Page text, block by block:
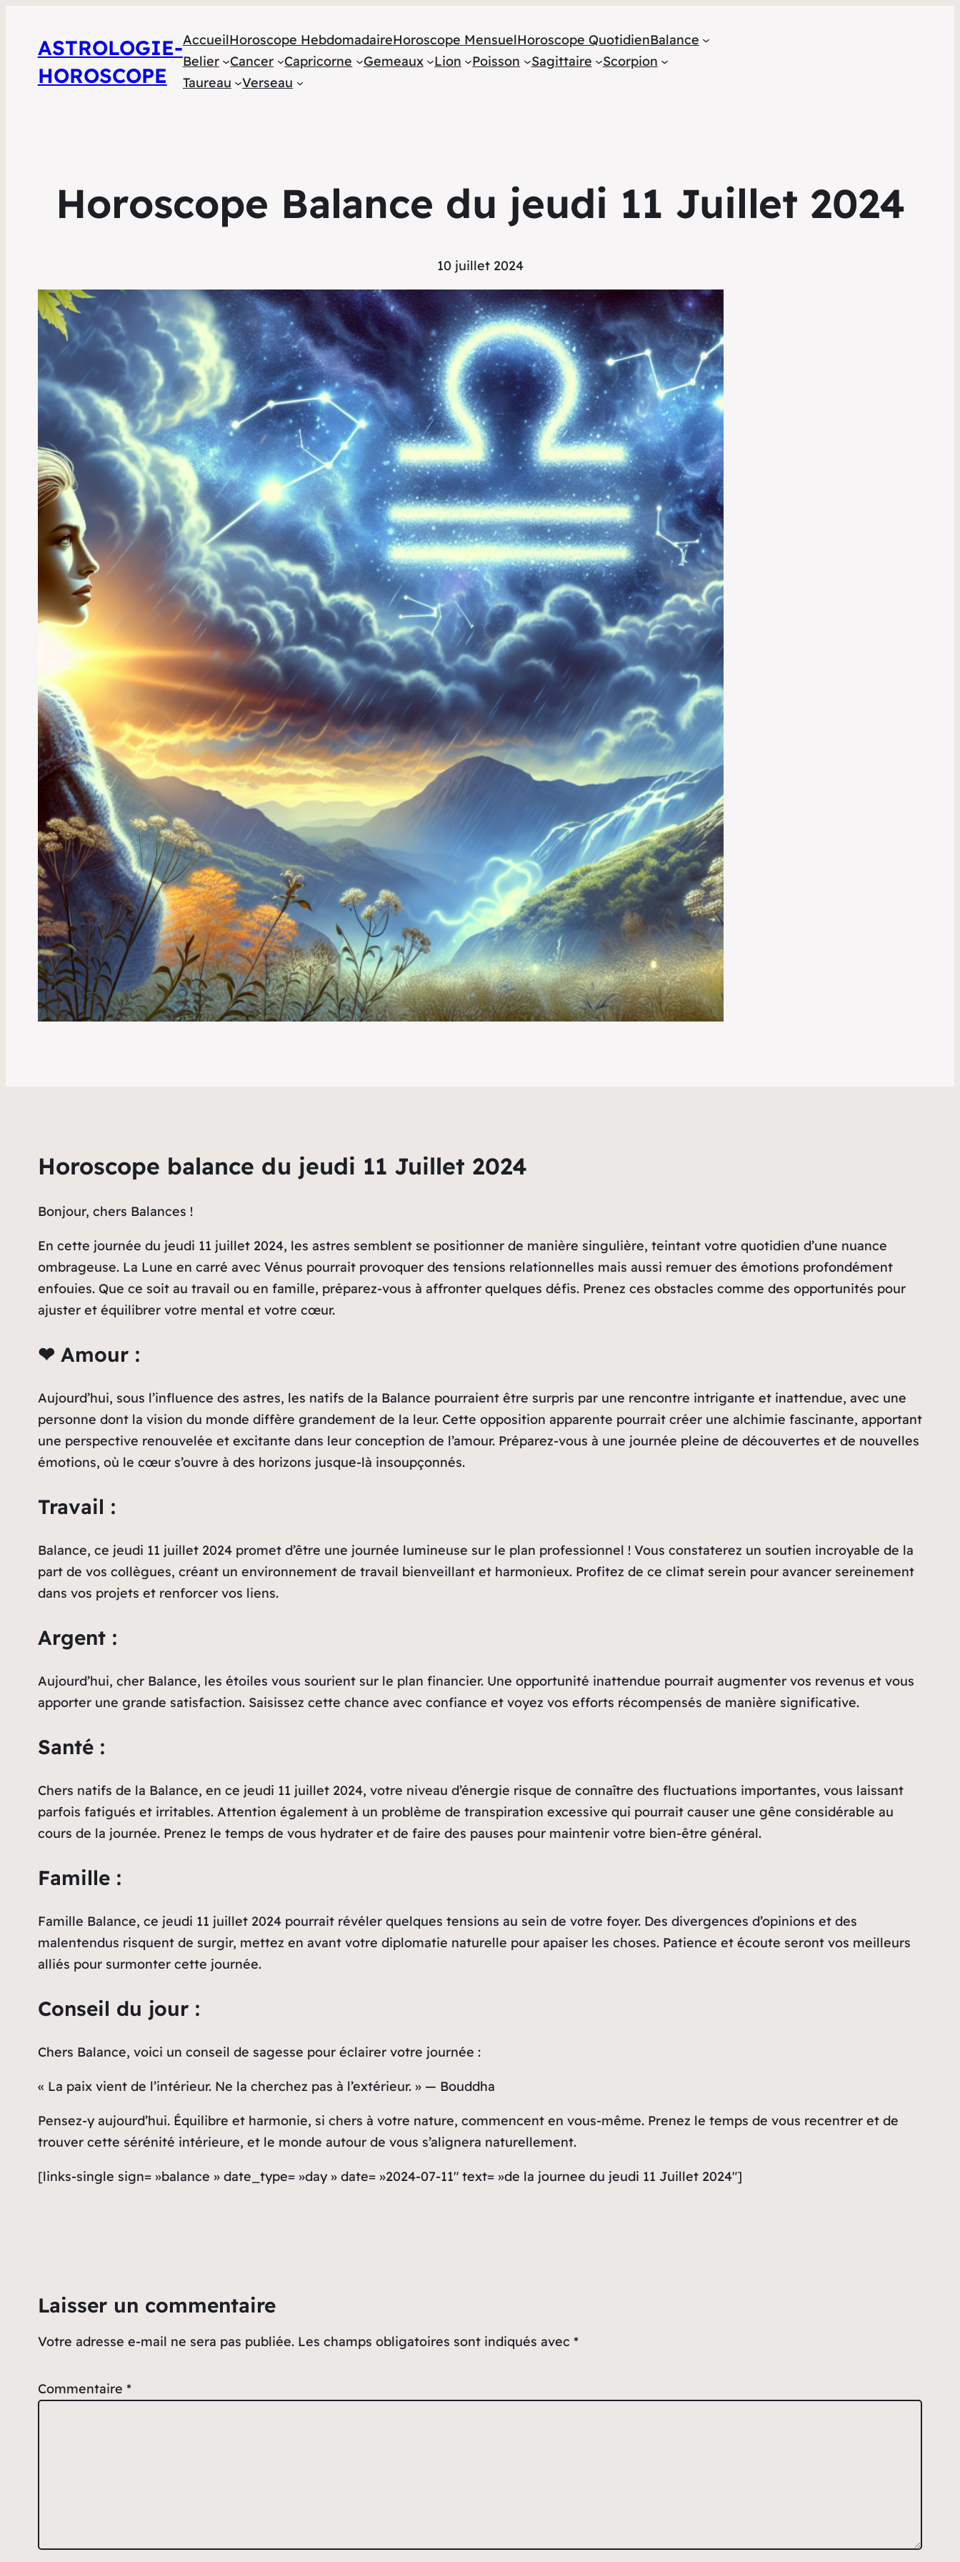
ASTROLOGIE-
HOROSCOPE
AccueilHoroscope HebdomadaireHoroscope MensuelHoroscope QuotidienBalance
Belier
Cancer Capricorne Gemeaux Lion Poisson Sagittaire
Scorpion
Taureau
Verseau
Horoscope Balance du jeudi 11 Juillet 2024
10 juillet 2024
Horoscope balance du jeudi 11 Juillet 2024
Bonjour, chers Balances !
En cette journée du jeudi 11 juillet 2024, les astres semblent se positionner de manière singulière, teintant votre quotidien d’une nuance
ombrageuse. La Lune en carré avec Vénus pourrait provoquer des tensions relationnelles mais aussi remuer des émotions profondément
enfouies. Que ce soit au travail ou en famille, préparez-vous à affronter quelques défis. Prenez ces obstacles comme des opportunités pour
ajuster et équilibrer votre mental et votre cœur.
❤ Amour :
Aujourd’hui, sous l’influence des astres, les natifs de la Balance pourraient être surpris par une rencontre intrigante et inattendue, avec une
personne dont la vision du monde diffère grandement de la leur. Cette opposition apparente pourrait créer une alchimie fascinante, apportant
une perspective renouvelée et excitante dans leur conception de l’amour. Préparez-vous à une journée pleine de découvertes et de nouvelles
émotions, où le cœur s’ouvre à des horizons jusque-là insoupçonnés.
Travail :
Balance, ce jeudi 11 juillet 2024 promet d’être une journée lumineuse sur le plan professionnel ! Vous constaterez un soutien incroyable de la
part de vos collègues, créant un environnement de travail bienveillant et harmonieux. Profitez de ce climat serein pour avancer sereinement
dans vos projets et renforcer vos liens.
Argent :
Aujourd’hui, cher Balance, les étoiles vous sourient sur le plan financier. Une opportunité inattendue pourrait augmenter vos revenus et vous
apporter une grande satisfaction. Saisissez cette chance avec confiance et voyez vos efforts récompensés de manière significative.
Santé :
Chers natifs de la Balance, en ce jeudi 11 juillet 2024, votre niveau d’énergie risque de connaître des fluctuations importantes, vous laissant
parfois fatigués et irritables. Attention également à un problème de transpiration excessive qui pourrait causer une gêne considérable au
cours de la journée. Prenez le temps de vous hydrater et de faire des pauses pour maintenir votre bien-être général.
Famille :
Famille Balance, ce jeudi 11 juillet 2024 pourrait révéler quelques tensions au sein de votre foyer. Des divergences d’opinions et des
malentendus risquent de surgir, mettez en avant votre diplomatie naturelle pour apaiser les choses. Patience et écoute seront vos meilleurs
alliés pour surmonter cette journée.
Conseil du jour :
Chers Balance, voici un conseil de sagesse pour éclairer votre journée :
« La paix vient de l’intérieur. Ne la cherchez pas à l’extérieur. » — Bouddha
Pensez-y aujourd’hui. Équilibre et harmonie, si chers à votre nature, commencent en vous-même. Prenez le temps de vous recentrer et de
trouver cette sérénité intérieure, et le monde autour de vous s’alignera naturellement.
[links-single sign= »balance » date_type= »day » date= »2024-07-11″ text= »de la journee du jeudi 11 Juillet 2024″]
Laisser un commentaire
Votre adresse e-mail ne sera pas publiée. Les champs obligatoires sont indiqués avec *
Commentaire *